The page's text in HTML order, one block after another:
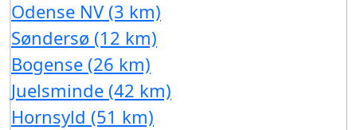
Odense NV (3 km)
Søndersø (12 km)
Bogense (26 km)
Juelsminde (42 km)
Hornsyld (51 km)